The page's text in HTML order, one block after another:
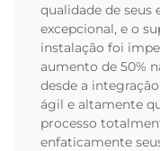
qualidade de seus
excepcional, e o
instalação foi
aumento de 50%
desde a
ágil e altamente
processo
enfaticamente